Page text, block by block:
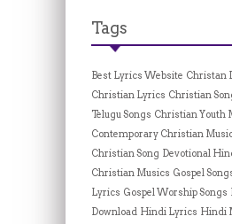
Tags
Best Lyrics Website Christan
Christian Lyrics Christian
Telugu Songs Christian Youth
Contemporary Christian
Christian Song Devotional
Christian Musics Gospel
Lyrics Gospel Worship Songs
Download Hindi Lyrics Hindi